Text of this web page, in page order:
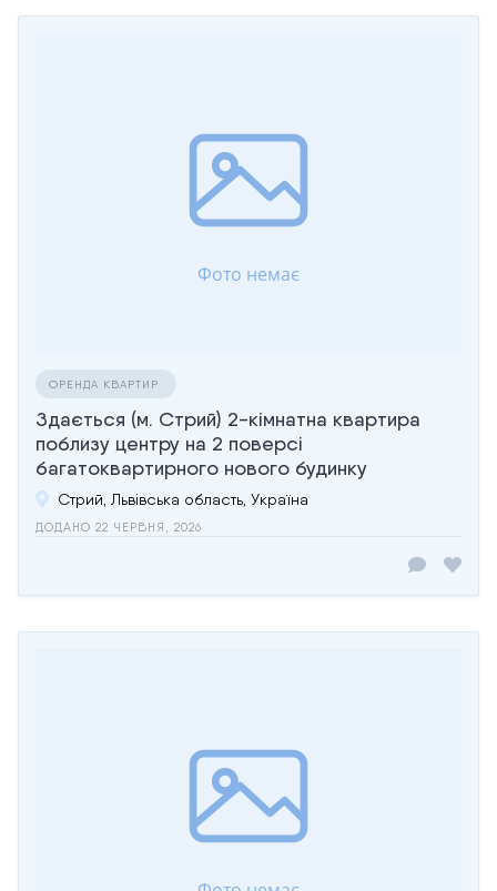
ОРЕНДА КВАРТИР
Здається (м. Стрий) 2-кімнатна квартира
поблизу центру на 2 поверсі
багатоквартирного нового будинку
Стрий, Львівська область, Україна
ДОДАНО 22 ЧЕРВНЯ, 2026